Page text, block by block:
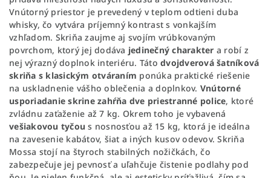
Vnútorný priestor je prevedený v teplom odtieni duba
whisky, čo vytvára príjemný kontrast s vonkajším
vzhľadom. Skriňa zaujme aj svojím vrúbkovaným
povrchom, ktorý jej dodáva jedinečný charakter a robí z
nej výrazný doplnok interiéru. Táto dvojdverová šatníková
skriňa s klasickým otváraním ponúka praktické riešenie
na uskladnenie vášho oblečenia a doplnkov. Vnútorné
usporiadanie skrine zahŕňa dve priestranné police, ktoré
zvládnu zaťaženie až 7 kg. Okrem toho je vybavená
vešiakovou tyčou s nosnosťou až 15 kg, ktorá je ideálna
na zavesenie kabátov, šiat a iných kusov odevov. Skriňa
Mossa stojí na štyroch stabilných nožičkách, čo
zabezpečuje jej pevnosť a uľahčuje čistenie podlahy pod